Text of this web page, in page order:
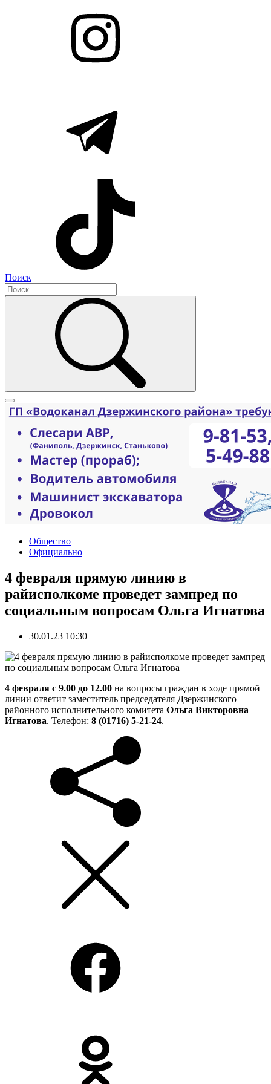
Поиск
Общество
Официально
4 февраля прямую линию в
райисполкоме проведет зампред по
социальным вопросам Ольга Игнатова
30.01.23 10:30
4 февраля с 9.00 до 12.00 на вопросы граждан в ходе прямой
линии ответит заместитель председателя Дзержинского
районного исполнительного комитета Ольга Викторовна
Игнатова. Телефон: 8 (01716) 5-21-24.